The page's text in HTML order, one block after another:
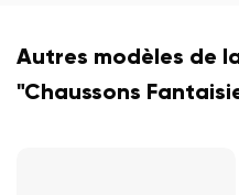
Autres modèles de
"Chaussons